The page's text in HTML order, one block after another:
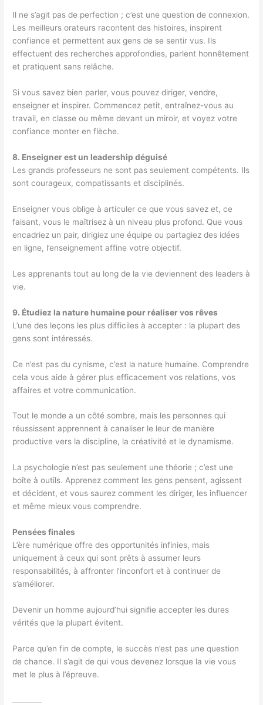
Il ne s’agit pas de perfection ; c’est une question de connexion.
Les meilleurs orateurs racontent des histoires, inspirent
confiance et permettent aux gens de se sentir vus. Ils
effectuent des recherches approfondies, parlent honnêtement
et pratiquent sans relâche.
Si vous savez bien parler, vous pouvez diriger, vendre,
enseigner et inspirer. Commencez petit, entraînez-vous au
travail, en classe ou même devant un miroir, et voyez votre
confiance monter en flèche.
8. Enseigner est un leadership déguisé
Les grands professeurs ne sont pas seulement compétents. Ils
sont courageux, compatissants et disciplinés.
Enseigner vous oblige à articuler ce que vous savez et, ce
faisant, vous le maîtrisez à un niveau plus profond. Que vous
encadriez un pair, dirigiez une équipe ou partagiez des idées
en ligne, l’enseignement affine votre objectif.
Les apprenants tout au long de la vie deviennent des leaders à
vie.
9. Étudiez la nature humaine pour réaliser vos rêves
L’une des leçons les plus difficiles à accepter : la plupart des
gens sont intéressés.
Ce n’est pas du cynisme, c’est la nature humaine. Comprendre
cela vous aide à gérer plus efficacement vos relations, vos
affaires et votre communication.
Tout le monde a un côté sombre, mais les personnes qui
réussissent apprennent à canaliser le leur de manière
productive vers la discipline, la créativité et le dynamisme.
La psychologie n’est pas seulement une théorie ; c’est une
boîte à outils. Apprenez comment les gens pensent, agissent
et décident, et vous saurez comment les diriger, les influencer
et même mieux vous comprendre.
Pensées finales
L’ère numérique offre des opportunités infinies, mais
uniquement à ceux qui sont prêts à assumer leurs
responsabilités, à affronter l’inconfort et à continuer de
s’améliorer.
Devenir un homme aujourd’hui signifie accepter les dures
vérités que la plupart évitent.
Parce qu’en fin de compte, le succès n’est pas une question
de chance. Il s’agit de qui vous devenez lorsque la vie vous
met le plus à l’épreuve.